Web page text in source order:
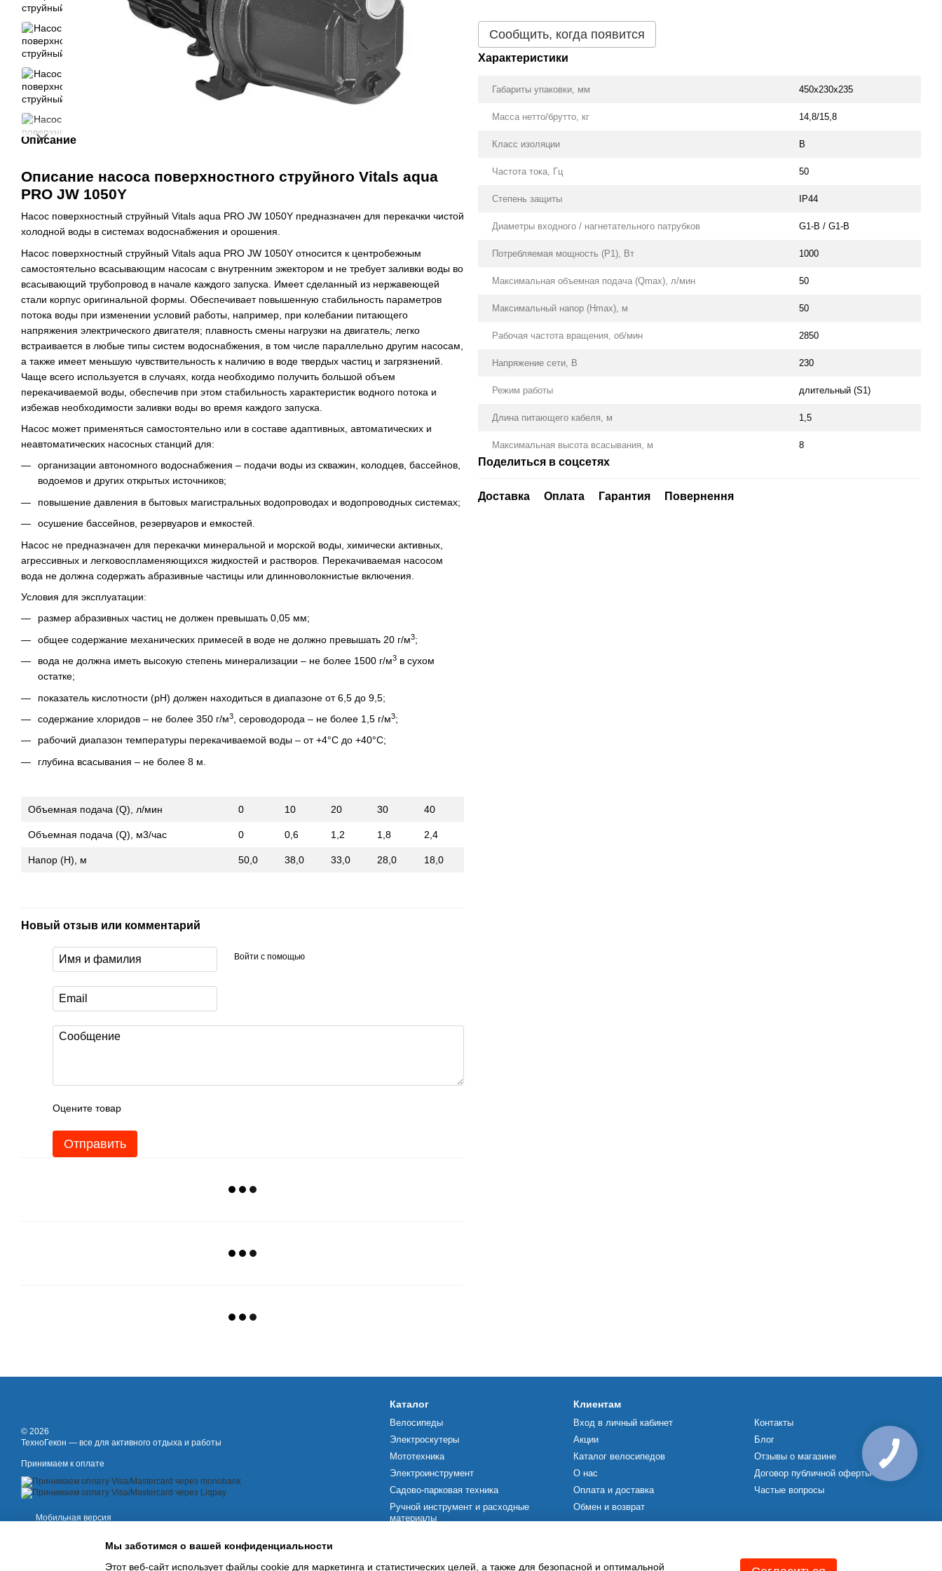
Описание
Описание насоса поверхностного струйного Vitals aqua
PRO JW 1050Y
Насос поверхностный струйный Vitals aqua PRO JW 1050Y предназначен для перекачки чистой
холодной воды в системах водоснабжения и орошения.
Насос поверхностный струйный Vitals aqua PRO JW 1050Y относится к центробежным
самостоятельно всасывающим насосам с внутренним эжектором и не требует заливки воды во
всасывающий трубопровод в начале каждого запуска. Имеет сделанный из нержавеющей
стали корпус оригинальной формы. Обеспечивает повышенную стабильность параметров
потока воды при изменении условий работы, например, при колебании питающего
напряжения электрического двигателя; плавность смены нагрузки на двигатель; легко
встраивается в любые типы систем водоснабжения, в том числе параллельно другим насосам,
а также имеет меньшую чувствительность к наличию в воде твердых частиц и загрязнений.
Чаще всего используется в случаях, когда необходимо получить большой объем
перекачиваемой воды, обеспечив при этом стабильность характеристик водного потока и
избежав необходимости заливки воды во время каждого запуска.
Насос может применяться самостоятельно или в составе адаптивных, автоматических и
неавтоматических насосных станций для:
организации автономного водоснабжения – подачи воды из скважин, колодцев, бассейнов,
водоемов и других открытых источников;
повышение давления в бытовых магистральных водопроводах и водопроводных системах;
осушение бассейнов, резервуаров и емкостей.
Насос не предназначен для перекачки минеральной и морской воды, химически активных,
агрессивных и легковоспламеняющихся жидкостей и растворов. Перекачиваемая насосом
вода не должна содержать абразивные частицы или длинноволокнистые включения.
Условия для эксплуатации:
размер абразивных частиц не должен превышать 0,05 мм;
общее содержание механических примесей в воде не должно превышать 20 г/м3;
вода не должна иметь высокую степень минерализации – не более 1500 г/м3 в сухом
остатке;
показатель кислотности (рН) должен находиться в диапазоне от 6,5 до 9,5;
содержание хлоридов – не более 350 г/м3 , сероводорода – не более 1,5 г/м3;
рабочий диапазон температуры перекачиваемой воды – от +4°С до +40°С;
глубина всасывания – не более 8 м.
Объемная подача (Q), л/мин 0 10 20 30 40
Объемная подача (Q), м3/час 0 0,6 1,2 1,8 2,4
Напор (Н), м 50,0 38,0 33,0 28,0 18,0
Новый отзыв или комментарий
Войти с помощью
Оцените товар
Отправить
Сообщить, когда появится
Характеристики
Габариты упаковки, мм 450х230х235
Масса нетто/брутто, кг 14,8/15,8
Класс изоляции В
Частота тока, Гц 50
Степень защиты IP44
Диаметры входного / нагнетательного патрубков G1-B / G1-B
Потребляемая мощность (Р1), Вт 1000
Максимальная объемная подача (Qmax), л/мин 50
Максимальный напор (Нmax), м 50
Рабочая частота вращения, об/мин 2850
Напряжение сети, В 230
Режим работы длительный (S1)
Длина питающего кабеля, м 1,5
Максимальная высота всасывания, м 8
Поделиться в соцсетях
Доставка Оплата Гарантия Повернення
© 2026
ТехноГекон — все для активного отдыха и работы
Принимаем к оплате
Мобильная версия
Каталог
Велосипеды
Электроскутеры
Мототехника
Электроинструмент
Садово-парковая техника
Ручной инструмент и расходные
материалы
Насосное оборудование
Клиентам
Вход в личный кабинет
Акции
Каталог велосипедов
О нас
Оплата и доставка
Обмен и возврат
Контакты
Блог
Отзывы о магазине
Договор публичной оферты
Частые вопросы
Мы заботимся о вашей конфиденциальности
Этот веб-сайт использует файлы cookie для маркетинга и статистических целей, а также для безопасной и оптимальной